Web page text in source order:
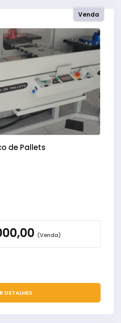
Venda
de Pallets
(Venda)
DETALHES